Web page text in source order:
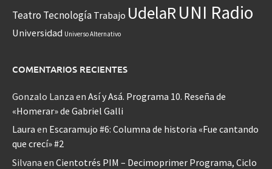
Teatro Tecnología Trabajo UdelaRUNI Radio
Universidad Universo Alternativo
COMENTARIOS RECIENTES
Gonzalo Lanza en Así y Asá. Programa 10. Reseña de
«Homerar» de Gabriel Galli
Laura en Escaramujo #6: Columna de historia «Fue cantando
que crecí» #2
Silvana en Cientotrés PIM – Decimoprimer Programa, Ciclo